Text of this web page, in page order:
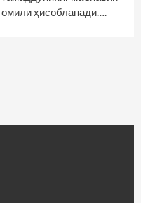
омили ҳисобланади….